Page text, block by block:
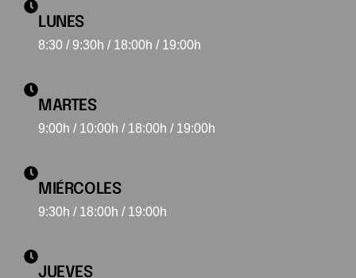
LUNES
8:30 / 9:30h / 18:00h / 19:00h
MARTES
9:00h / 10:00h / 18:00h / 19:00h
MIÉRCOLES
9:30h / 18:00h / 19:00h
JUEVES